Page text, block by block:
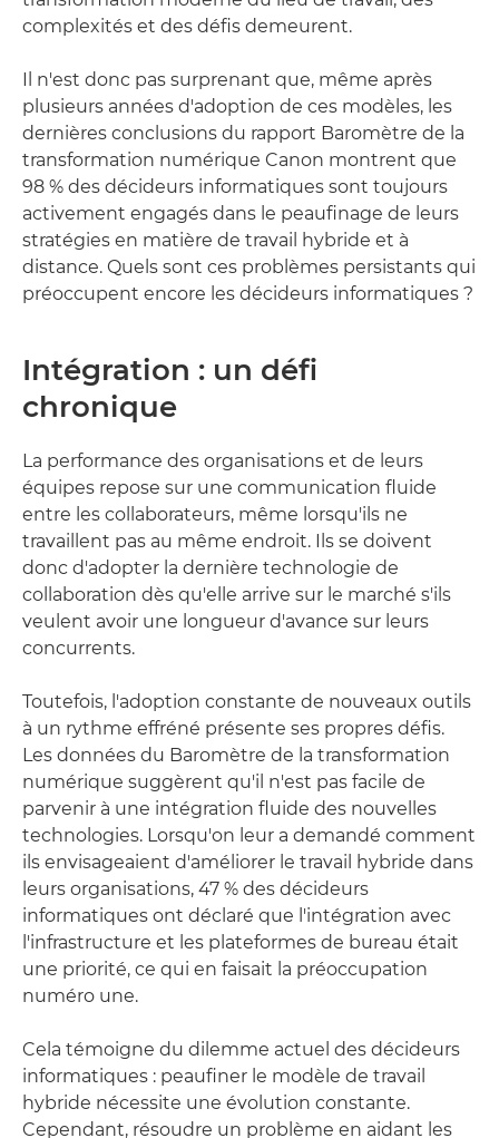
complexités et des défis demeurent.
Il n'est donc pas surprenant que, même après
plusieurs années d'adoption de ces modèles, les
dernières conclusions du rapport Baromètre de la
transformation numérique Canon montrent que
98 % des décideurs informatiques sont toujours
activement engagés dans le peaufinage de leurs
stratégies en matière de travail hybride et à
distance. Quels sont ces problèmes persistants qui
préoccupent encore les décideurs informatiques ?
Intégration : un défi
chronique
La performance des organisations et de leurs
équipes repose sur une communication fluide
entre les collaborateurs, même lorsqu'ils ne
travaillent pas au même endroit. Ils se doivent
donc d'adopter la dernière technologie de
collaboration dès qu'elle arrive sur le marché s'ils
veulent avoir une longueur d'avance sur leurs
concurrents.
Toutefois, l'adoption constante de nouveaux outils
à un rythme effréné présente ses propres défis.
Les données du Baromètre de la transformation
numérique suggèrent qu'il n'est pas facile de
parvenir à une intégration fluide des nouvelles
technologies. Lorsqu'on leur a demandé comment
ils envisageaient d'améliorer le travail hybride dans
leurs organisations, 47 % des décideurs
informatiques ont déclaré que l'intégration avec
l'infrastructure et les plateformes de bureau était
une priorité, ce qui en faisait la préoccupation
numéro une.
Cela témoigne du dilemme actuel des décideurs
informatiques : peaufiner le modèle de travail
hybride nécessite une évolution constante.
Cependant, résoudre un problème en aidant les